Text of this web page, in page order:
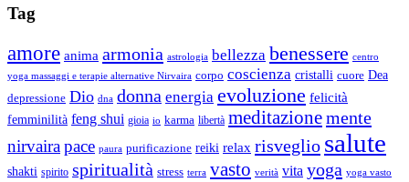
Tag
amore anima armonia astrologia bellezza benessere centro
yoga massaggi e terapie alternative Nirvaira corpo coscienza cristalli cuore Dea
depressione Dio dna donna energia evoluzione felicità
femminilità feng shui gioia io karma libertà meditazionemente
nirvairapace paura purificazione reiki relax risveglio salute
shakti spirito spiritualità stress terra vasto verità vita yoga yoga vasto